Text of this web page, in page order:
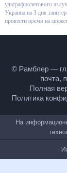
обстановки,
и т. д. Погода в
собирается в
©
гороскопы,
Полная
На